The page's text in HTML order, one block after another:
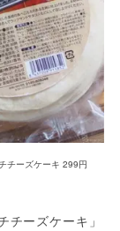
チーズケーキ 299円
ーズケーキ」